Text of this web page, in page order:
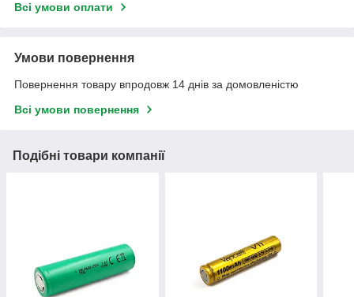
Всі умови оплати
Умови повернення
Повернення товару впродовж 14 днів за домовленістю
Всі умови повернення
Подібні товари компанії